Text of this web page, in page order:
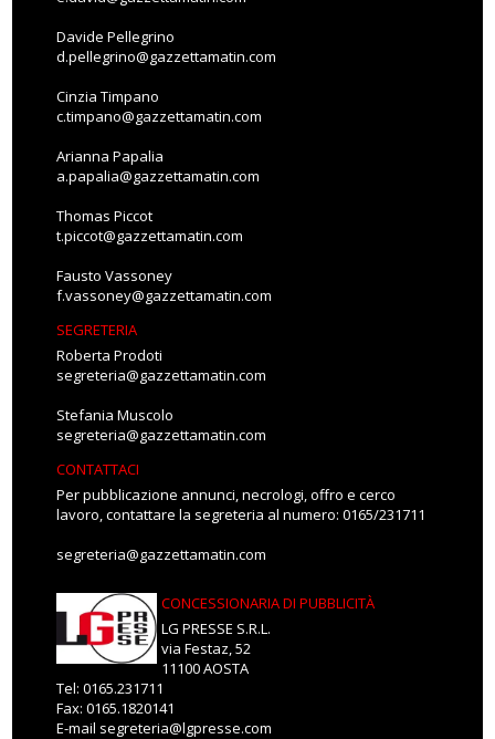
Davide Pellegrino
d.pellegrino@gazzettamatin.com
Cinzia Timpano
c.timpano@gazzettamatin.com
Arianna Papalia
a.papalia@gazzettamatin.com
Thomas Piccot
t.piccot@gazzettamatin.com
Fausto Vassoney
f.vassoney@gazzettamatin.com
SEGRETERIA
Roberta Prodoti
segreteria@gazzettamatin.com
Stefania Muscolo
segreteria@gazzettamatin.com
CONTATTACI
Per pubblicazione annunci, necrologi, offro e cerco
lavoro, contattare la segreteria al numero: 0165/231711
segreteria@gazzettamatin.com
CONCESSIONARIA DI PUBBLICITÀ
LG PRESSE S.R.L.
via Festaz, 52
11100 AOSTA
Tel: 0165.231711
Fax: 0165.1820141
E-mail segreteria@lgpresse.com